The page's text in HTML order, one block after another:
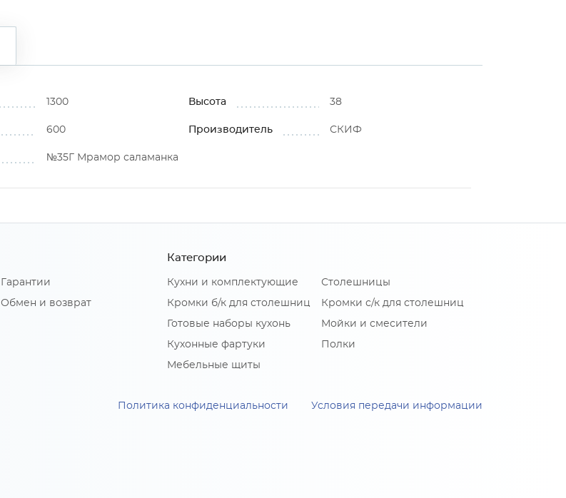
1300 Высота 38
600 Производитель СКИФ
№35Г Мрамор саламанка
Гарантии
Обмен и возврат
Категории
Кухни и комплектующие
Кромки б/к для столешниц
Готовые наборы кухонь
Кухонные фартуки
Мебельные щиты
Столешницы
Кромки с/к для столешниц
Мойки и смесители
Полки
Политика конфиденциальности Условия передачи информации